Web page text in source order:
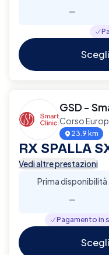
-
GSD -
Corso
23.9 km
RX SPALLA
Vedi altre prestazioni
Prima disponibilità
-
Pagamento in